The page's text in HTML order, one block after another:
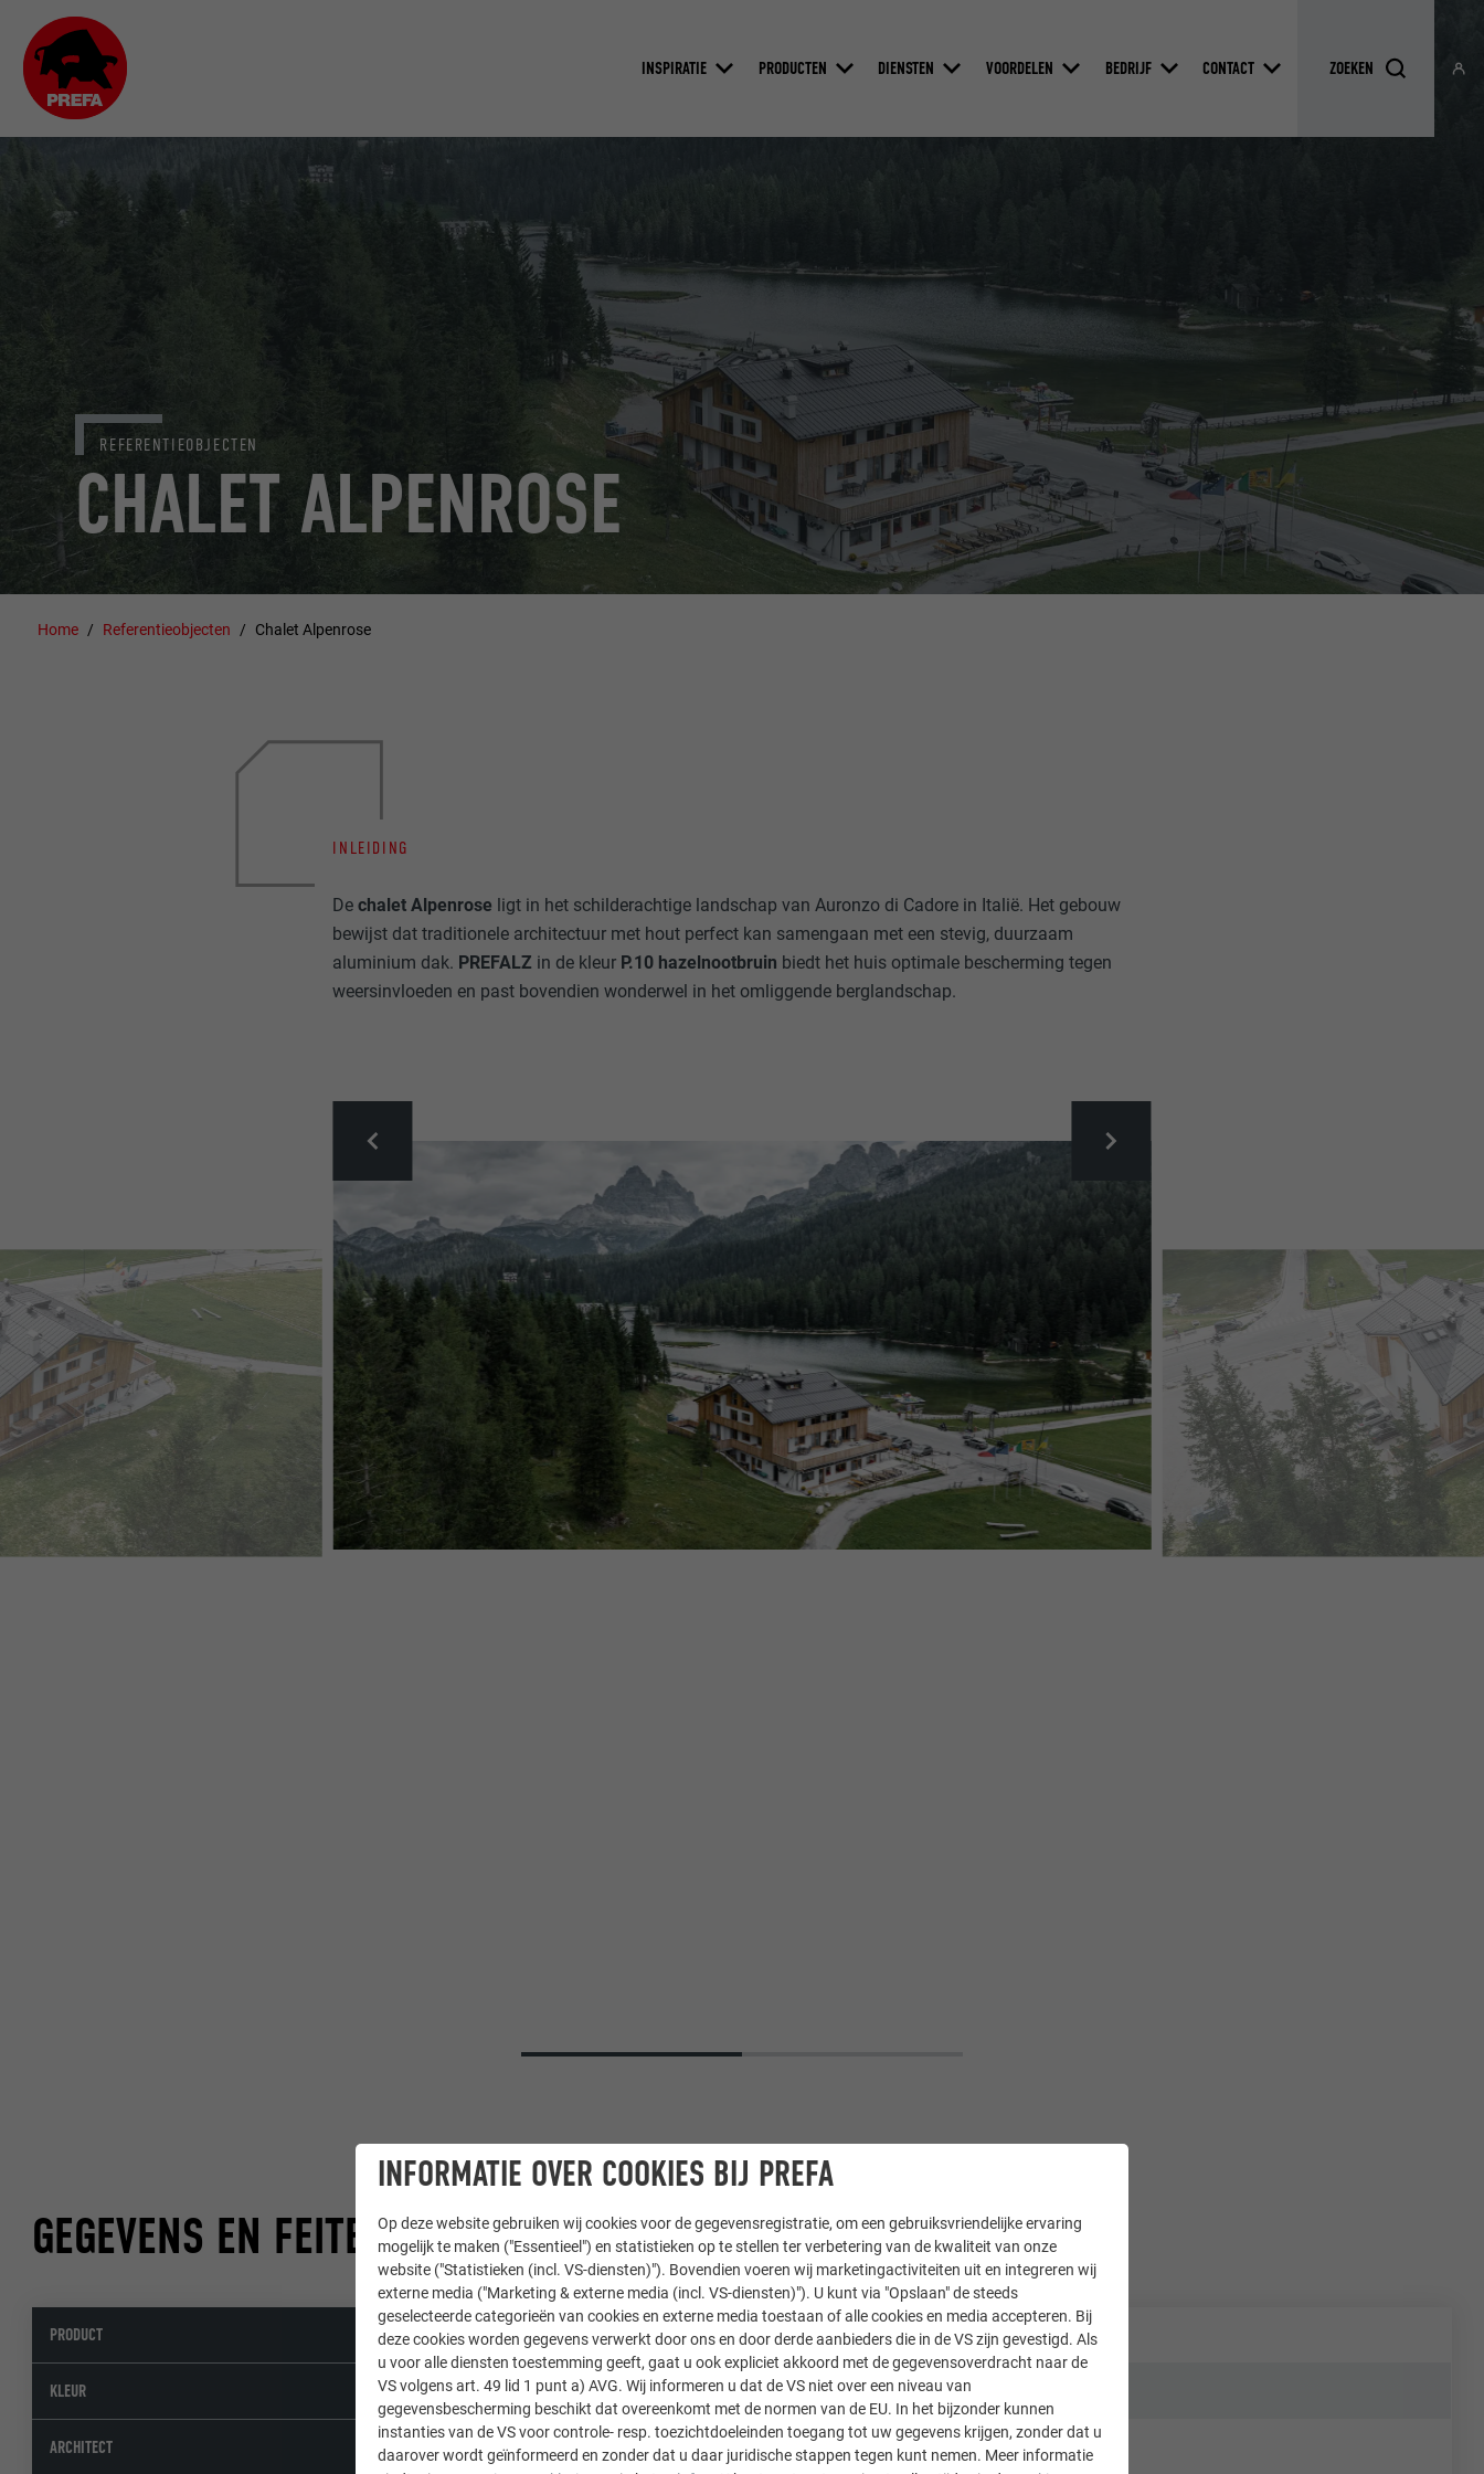
INSPIRATIE PRODUCTEN DIENSTEN VOORDELEN BEDRIJF CONTACT
CHALET ALPENROSE
REFERENTIEOBJECTEN
Home Referentieobjecten Chalet Alpenrose
INLEIDING
Dechalet Alpenrose ligt in het schilderachtige landschap van Auronzo di Cadore in Italië. Het gebouw
bewijst dat traditionele architectuur met hout perfect kan samengaan met een stevig, duurzaam
aluminium dak. PREFALZ in de kleur P.10 hazelnootbruin biedt het huis optimale bescherming tegen
weersinvloeden en past bovendien wonderwel in het omliggende berglandschap.
GEGEVENS EN FEITEN
PRODUCT Daksysteem PREFALZ
KLEUR 11 P.10 hazelnootbruin
ARCHITECT
INFORMATIE OVER COOKIES BIJ PREFA
Op deze website gebruiken wij cookies voor de gegevensregistratie, om een gebruiksvriendelijke ervaring
mogelijk te maken ("Essentieel") en statistieken op te stellen ter verbetering van de kwaliteit van onze
website ("Statistieken (incl. VS-diensten)"). Bovendien voeren wij marketingactiviteiten uit en integreren wij
externe media ("Marketing & externe media (incl. VS-diensten)"). U kunt via "Opslaan" de steeds
geselecteerde categorieën van cookies en externe media toestaan of alle cookies en media accepteren. Bij
deze cookies worden gegevens verwerkt door ons en door derde aanbieders die in de VS zijn gevestigd. Als
u voor alle diensten toestemming geeft, gaat u ook expliciet akkoord met de gegevensoverdracht naar de
VS volgens art. 49 lid 1 punt a) AVG. Wij informeren u dat de VS niet over een niveau van
gegevensbescherming beschikt dat overeenkomt met de normen van de EU. In het bijzonder kunnen
instanties van de VS voor controle- resp. toezichtdoeleinden toegang tot uw gegevens krijgen, zonder dat u
daarover wordt geïnformeerd en zonder dat u daar juridische stappen tegen kunt nemen. Meer informatie